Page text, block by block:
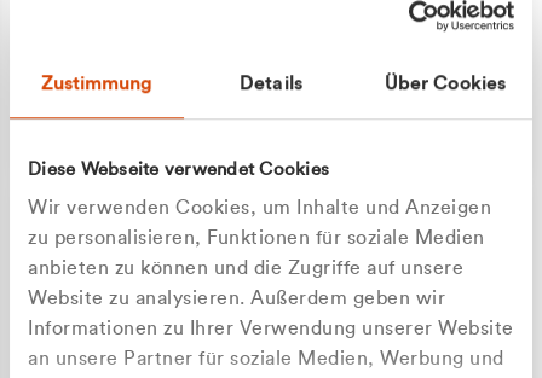
Zustimmung Details Über Cookies
Diese Webseite verwendet Cookies
Wir verwenden Cookies, um Inhalte und Anzeigen
zu personalisieren, Funktionen für soziale Medien
anbieten zu können und die Zugriffe auf unsere
Website zu analysieren. Außerdem geben wir
Informationen zu Ihrer Verwendung unserer Website
an unsere Partner für soziale Medien, Werbung und
+49 177 8376058